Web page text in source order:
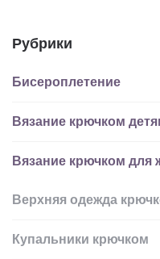
Рубрики
Бисероплетение
Вязание крючком
Вязание крючком для
Верхняя одежда
Купальники крючком